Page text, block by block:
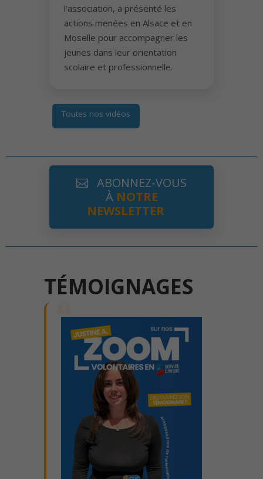
l’association, a présenté les
actions menées en Alsace et en
Moselle pour accompagner les
jeunes dans leur orientation
scolaire et professionnelle.
Toutes nos vidéos
ABONNEZ-VOUS
À NOTRE
NEWSLETTER
TÉMOIGNAGES